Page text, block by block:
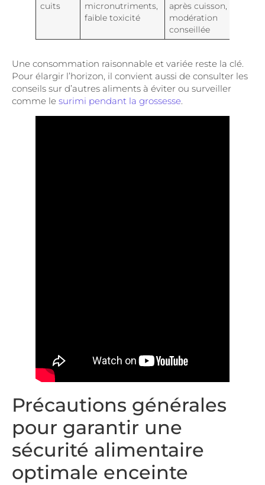
cuits
micronutriments,
faible toxicité
après cuisson,
modération
conseillée
Une consommation raisonnable et variée reste la clé.
Pour élargir l’horizon, il convient aussi de consulter les
conseils sur d’autres aliments à éviter ou surveiller
comme le surimi pendant la grossesse.
Précautions générales
pour garantir une
sécurité alimentaire
optimale enceinte